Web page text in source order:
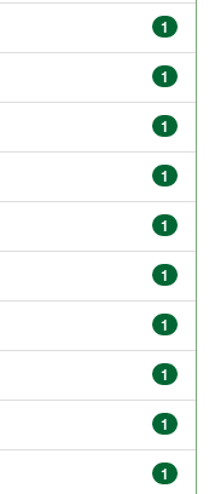
1
1
1
1
1
1
1
1
1
1